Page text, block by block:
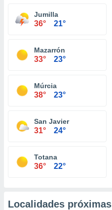
Jumilla
36° 21°
Mazarrón
33° 23°
Múrcia
38° 23°
San Javier
31° 24°
Totana
36° 22°
Localidades próximas